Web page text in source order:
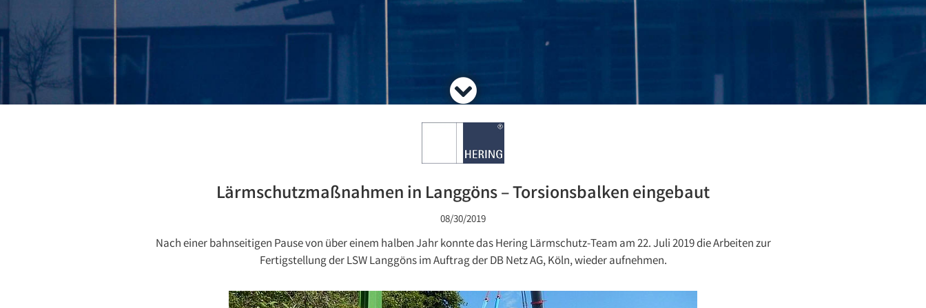
Lärmschutzmaßnahmen in Langgöns – Torsionsbalken eingebaut
08/30/2019
Nach einer bahnseitigen Pause von über einem halben Jahr konnte das Hering Lärmschutz-Team am 22. Juli 2019 die Arbeiten zur
Fertigstellung der LSW Langgöns im Auftrag der DB Netz AG, Köln, wieder aufnehmen.